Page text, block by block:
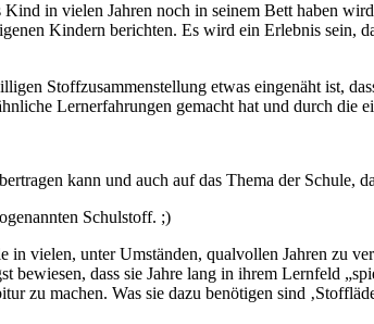
Kind in vielen Jahren noch in seinem Bett haben
Kindern berichten. Es wird ein Erlebnis
Stoffzusammenstellung etwas eingenäht ist,
Lernerfahrungen gemacht hat und durch die
kann und auch auf das Thema der Schule,
Schulstoff. ;)
in vielen, unter Umständen, qualvollen Jahren zu
bewiesen, dass sie Jahre lang in ihrem Lernfeld
zu machen. Was sie dazu benötigen sind